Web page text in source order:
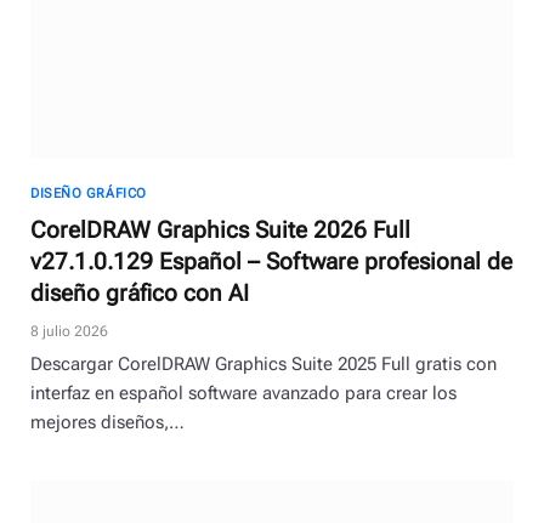
DISEÑO GRÁFICO
CorelDRAW Graphics Suite 2026 Full
v27.1.0.129 Español – Software profesional de
diseño gráfico con AI
8 julio 2026
Descargar CorelDRAW Graphics Suite 2025 Full gratis con
interfaz en español software avanzado para crear los
mejores diseños,…